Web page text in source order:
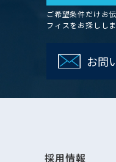
ご希望条件だけお
フィスをお探ししま
お問
採用情報